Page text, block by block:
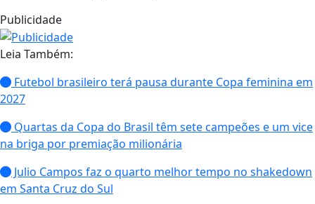
Publicidade
Leia Também:
Futebol brasileiro terá pausa durante Copa feminina em
2027
Quartas da Copa do Brasil têm sete campeões e um vice
na briga por premiação milionária
Julio Campos faz o quarto melhor tempo no shakedown
em Santa Cruz do Sul